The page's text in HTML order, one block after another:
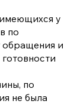
у
по
обращения и
по
не была